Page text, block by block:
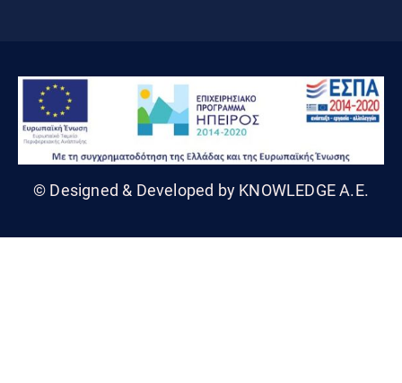
© Designed & Developed by KNOWLEDGE A.E.